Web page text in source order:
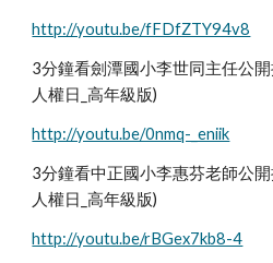
http://youtu.be/fFDfZTY94v8
3分鐘看劍潭國小李世同主任公
人權日_高年級版)
http://youtu.be/0nmq-_eniik
3分鐘看中正國小李惠芬老師公
人權日_高年級版)
http://youtu.be/rBGex7kb8-4